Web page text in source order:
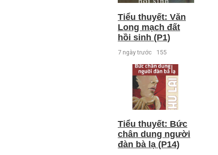
Tiểu thuyết: Văn
Long mạch đất
hồi sinh (P1)
7 ngày trước 155
Tiểu thuyết: Bức
chân dung người
đàn bà lạ (P14)